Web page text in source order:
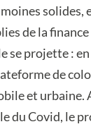
solides,
de la
se projette :
de
et urbaine.
du Covid, le